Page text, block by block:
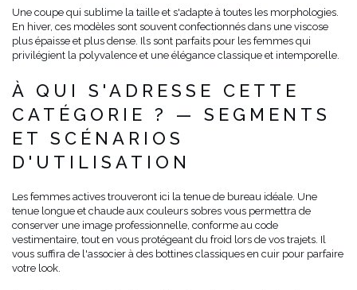
Une coupe qui sublime la taille et s'adapte à toutes les morphologies.
En hiver, ces modèles sont souvent confectionnés dans une viscose
plus épaisse et plus dense. Ils sont parfaits pour les femmes qui
privilégient la polyvalence et une élégance classique et intemporelle.
À QUI S'ADRESSE CETTE
CATÉGORIE ? — SEGMENTS
ET SCÉNARIOS
D'UTILISATION
Les femmes actives trouveront ici la tenue de bureau idéale. Une
tenue longue et chaude aux couleurs sobres vous permettra de
conserver une image professionnelle, conforme au code
vestimentaire, tout en vous protégeant du froid lors de vos trajets. Il
vous suffira de l'associer à des bottines classiques en cuir pour parfaire
votre look.